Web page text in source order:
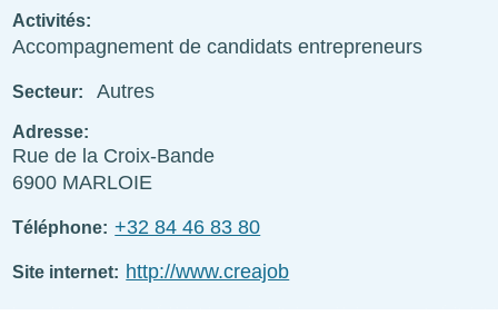
Activités
Accompagnement de candidats entrepreneurs
Secteur Autres
Adresse
Rue de la Croix-Bande
6900 MARLOIE
Téléphone +32 84 46 83 80
Site internet http://www.creajob